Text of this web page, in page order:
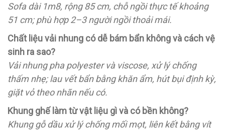
Sofa dài 1m8, rộng 85 cm, chỗ ngồi thực tế khoảng
51 cm; phù hợp 2–3 người ngồi thoải mái.
Chất liệu vải nhung có dễ bám bẩn không và cách vệ
sinh ra sao?
Vải nhung pha polyester và viscose, xử lý chống
thấm nhẹ; lau vết bẩn bằng khăn ẩm, hút bụi định kỳ,
giặt vỏ theo nhãn nếu có.
Khung ghế làm từ vật liệu gì và có bền không?
Khung gỗ dầu xử lý chống mối mọt, liên kết bằng vít